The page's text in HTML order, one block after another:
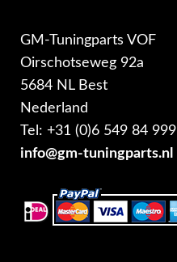
GM-Tuningparts VOF
Oirschotseweg 92a
5684 NL Best
Nederland
Tel: +31 (0)6 549 84 999
info@gm-tuningparts.nl